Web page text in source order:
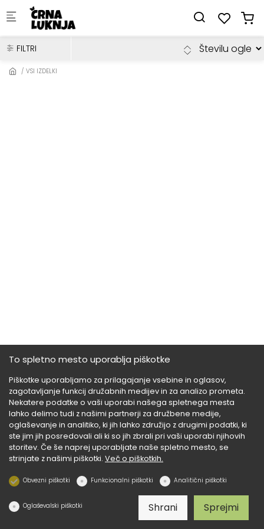
Skip to main content
FILTRI
VSI IZDELKI
To spletno mesto uporablja piškotke
Piškotke uporabljamo za prilagajanje vsebine in oglasov,
zagotavljanje funkcij družabnih medijev in za analizo prometa.
Nekatere podatke o vaši uporabi našega spletnega mesta
lahko delimo tudi z našimi partnerji za družbene medije,
oglaševanje in analitiko, ki jih lahko združijo z drugimi podatki, ki
ste jim jih posredovali ali ki so jih zbrali pri vaši uporabi njihovih
storitev. Če še naprej uporabljate naše spletno mesto, se
strinjate z našimi piškotki. Več o piškotkih.
Obvezni piškotki Funkcionalni piškotki Analitični piškotki
Oglaševalski piškotki Sprejmi
Shrani